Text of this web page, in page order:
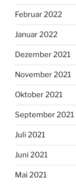
Februar 2022
Januar 2022
Dezember 2021
November 2021
Oktober 2021
September 2021
Juli 2021
Juni 2021
Mai 2021